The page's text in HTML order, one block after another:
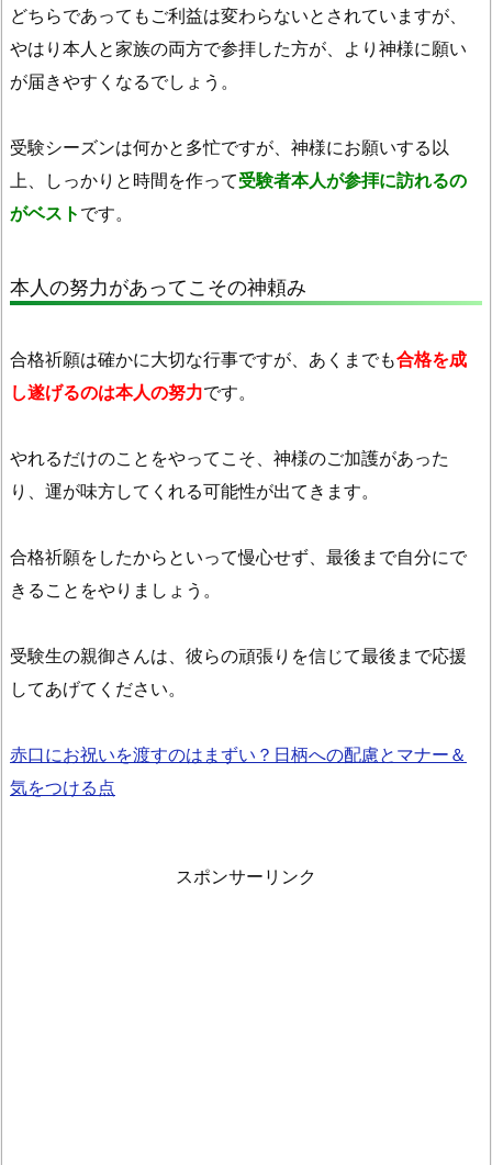
どちらであってもご利益は変わらないとされていますが、
やはり本人と家族の両方で参拝した方が、より神様に願い
が届きやすくなるでしょう。
受験シーズンは何かと多忙ですが、神様にお願いする以
上、しっかりと時間を作って受験者本人が参拝に訪れるの
がベスト です。
本人の努力があってこその神頼み
合格祈願は確かに大切な行事ですが、あくまでも合格を成
し遂げるのは本人の努力です。
やれるだけのことをやってこそ、神様のご加護があった
り、運が味方してくれる可能性が出てきます。
合格祈願をしたからといって慢心せず、最後まで自分にで
きることをやりましょう。
受験生の親御さんは、彼らの頑張りを信じて最後まで応援
してあげてください。
赤口にお祝いを渡すのはまずい？日柄への配慮とマナー＆
気をつける点
スポンサーリンク